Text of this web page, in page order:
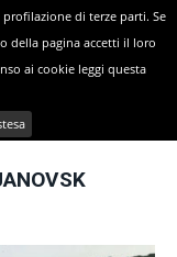
di Ul’janovsk"
di terze parti. Se
della pagina accetti il loro
ai cookie leggi questa